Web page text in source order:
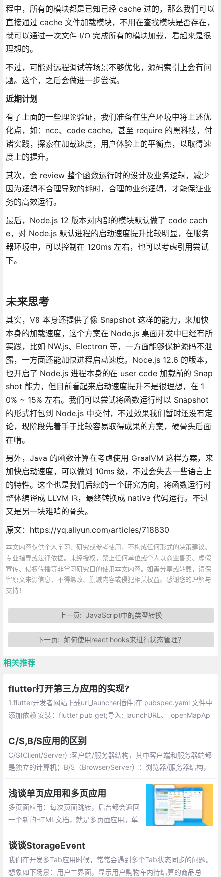
程中，所有的模块都是已知已经 cache 过的，那么我们可以
直接通过 cache 文件加载模块，不用在查找模块是否存在，
就可以通过一次文件 I/O 完成所有的模块加载，看起来是很
理想的。
不过，可能对远程调试等场景不够优化，源码索引上会有问
题。这个，之后会做进一步尝试。
近期计划
有了上面的一些理论验证，我们准备在生产环境中将上述优
化点，如：ncc、code cache，甚至 require 的黑科技，付
诸实践，探索在加载速度，用户体验上的平衡点，以取得速
度上的提升。
其次，会 review 整个函数运行时的设计及业务逻辑，减少
因为逻辑不合理导致的耗时，合理的业务逻辑，才能保证业
务的高效运行。
最后，Node.js 12 版本对内部的模块默认做了 code cach
e，对 Node.js 默认进程的启动速度提升比较明显，在服务
器环境中，可以控制在 120ms 左右，也可以考虑引用尝试
下。
未来思考
其实，V8 本身还提供了像 Snapshot 这样的能力，来加快
本身的加载速度，这个方案在 Node.js 桌面开发中已经有所
实践，比如 NW.js、Electron 等，一方面能够保护源码不泄
露，一方面还能加快进程启动速度。Node.js 12.6 的版本，
也开启了 Node.js 进程本身的在 user code 加载前的 Snap
shot 能力，但目前看起来启动速度提升不是很理想，在 1
0% ~ 15% 左右。我们可以尝试将函数运行时以 Snapshot
的形式打包到 Node.js 中交付，不过效果我们暂时还没有定
论，现阶段先着手于比较容易取得成果的方案，硬骨头后面
在啃。
另外，Java 的函数计算在考虑使用 GraalVM 这样方案，来
加快启动速度，可以做到 10ms 级，不过会失去一些语言上
的特性。这个也是我们后续的一个研究方向，将函数运行时
整体编译成 LLVM IR，最终转换成 native 代码运行。不过
又是另一块难啃的骨头。
原文：https://yq.aliyun.com/articles/718830
本文内容仅供个人学习、研究或参考使用，不构成任何形式的决策建议、
专业指导或法律依据。未经授权，禁止任何单位或个人以商业售卖、虚假
宣传、侵权传播等非学习研究目的使用本文内容。如需分享或转载，请保
留原文来源信息，不得篡改、删减内容或侵犯相关权益。感谢您的理解与
支持！
上一页:JavaScript中的类型转换
下一页:如何使用react hooks来进行状态管理？
相关推荐
flutter打开第三方应用的实现?
1.flutter开发者网站下载url_launcher插件;在 pubspec.yaml 文件中
添加依赖;安装：flutter pub get;导入;_launchURL、_openMapAp
C/S,B/S应用的区别
C/S(Client/Server) :客户端/服务器结构，其中客户端和服务器端都
是独立的计算机；B/S（Browser/Server）：浏览器/服务器结构，
用层http协议的web
浅谈单页应用和多页应用
多页面应用：每次页面跳转，后台都会返回
一个新的HTML文档，就是多页面应用。单
页面会请求一个HTML文件，切换页面的时
候，并不会发起新的请求一个HTML文件，
只是页面内容发生了变化
谈谈StorageEvent
我们在开发多Tab应用时候，常常会遇到多个Tab状态同步的问题。
想象如下场景：用户主界面，显示用户购物车内待结算的商品总